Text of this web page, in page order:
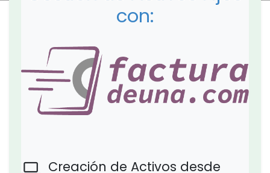
con:
Creación de Activos desde